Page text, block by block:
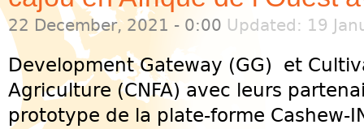
22 December, 2021 - 0:00 Updated: 19
Development Gateway (GG) et
Agriculture (CNFA) avec leurs
prototype de la plate-forme Cashew-